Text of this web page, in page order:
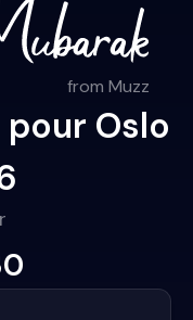
from Muzz
Oslo